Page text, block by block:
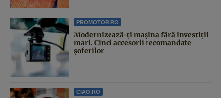
PROMOTOR.RO
Modernizează-ți mașina fără investiții
mari. Cinci accesorii recomandate
șoferilor
CIAO.RO